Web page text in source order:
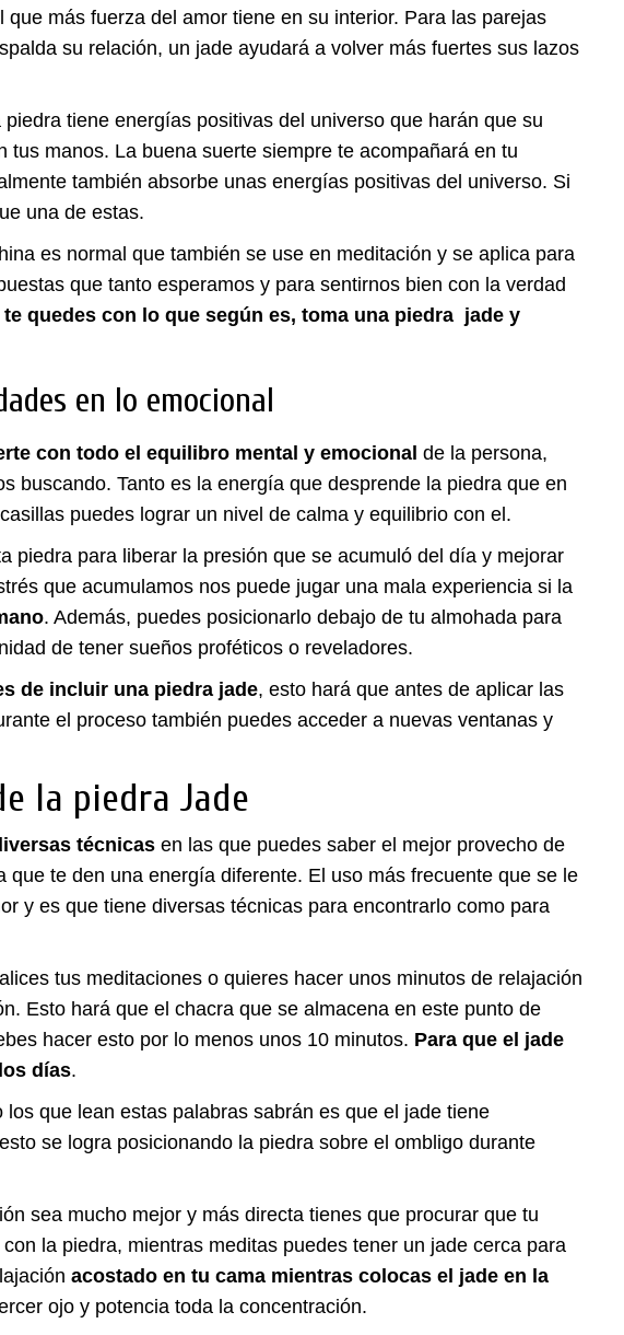
más fuerza del amor tiene en su interior. Para las parejas
su relación, un jade ayudará a volver más fuertes sus lazos
tiene energías positivas del universo que harán que su
manos. La buena suerte siempre te acompañará en tu
también absorbe unas energías positivas del universo. Si
una de estas.
es normal que también se use en meditación y se aplica para
que tanto esperamos y para sentirnos bien con la verdad
te quedes con lo que según es, toma una piedra jade y
en lo emocional
con todo el equilibro mental y emocional de la persona,
buscando. Tanto es la energía que desprende la piedra que en
puedes lograr un nivel de calma y equilibrio con el.
piedra para liberar la presión que se acumuló del día y mejorar
que acumulamos nos puede jugar una mala experiencia si la
. Además, puedes posicionarlo debajo de tu almohada para
de tener sueños proféticos o reveladores.
de incluir una piedra jade, esto hará que antes de aplicar las
el proceso también puedes acceder a nuevas ventanas y
la piedra Jade
técnicas en las que puedes saber el mejor provecho de
te den una energía diferente. El uso más frecuente que se le
y es que tiene diversas técnicas para encontrarlo como para
tus meditaciones o quieres hacer unos minutos de relajación
Esto hará que el chacra que se almacena en este punto de
hacer esto por lo menos unos 10 minutos. Para que el jade
días.
que lean estas palabras sabrán es que el jade tiene
se logra posicionando la piedra sobre el ombligo durante
sea mucho mejor y más directa tienes que procurar que tu
la piedra, mientras meditas puedes tener un jade cerca para
acostado en tu cama mientras colocas el jade en la
ojo y potencia toda la concentración.